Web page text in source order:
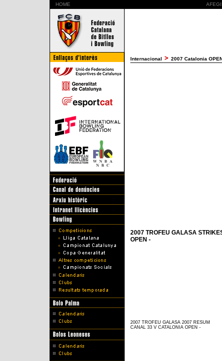
HOME
Internacional 2007 Catalonia
2007 TROFEU GALASA
OPEN -
2007 TROFEU GALASA 2007 RESUM
CANAL 33 V CATALONIA OPEN -